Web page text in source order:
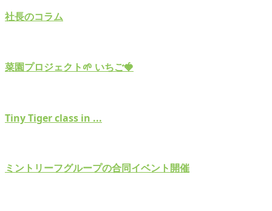
社長のコラム
菜園プロジェクト🌱 いちご🍓
Tiny Tiger class in ...
ミントリーフグループの合同イベント開催